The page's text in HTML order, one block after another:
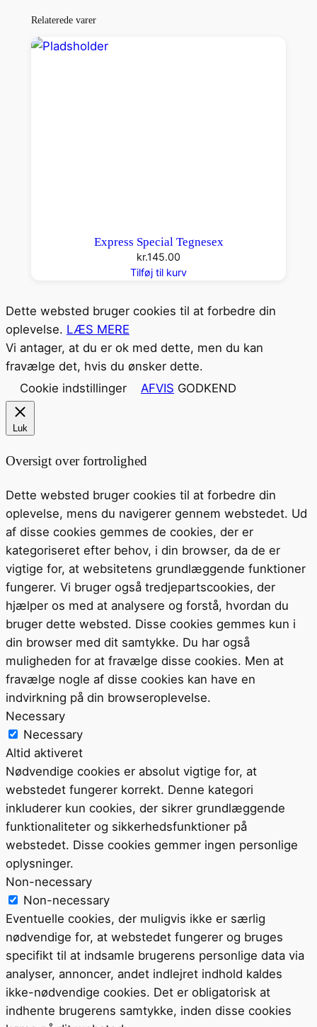
Relaterede varer
Express Special Tegnesex
kr.145.00
Tilføj til kurv
Dette websted bruger cookies til at forbedre din
oplevelse. LÆS MERE
Vi antager, at du er ok med dette, men du kan
fravælge det, hvis du ønsker dette.
Cookie indstillinger
AFVIS GODKEND
Luk
Oversigt over fortrolighed
Dette websted bruger cookies til at forbedre din
oplevelse, mens du navigerer gennem webstedet. Ud
af disse cookies gemmes de cookies, der er
kategoriseret efter behov, i din browser, da de er
vigtige for, at websitetens grundlæggende funktioner
fungerer. Vi bruger også tredjepartscookies, der
hjælper os med at analysere og forstå, hvordan du
bruger dette websted. Disse cookies gemmes kun i
din browser med dit samtykke. Du har også
muligheden for at fravælge disse cookies. Men at
fravælge nogle af disse cookies kan have en
indvirkning på din browseroplevelse.
Necessary
Necessary
Altid aktiveret
Nødvendige cookies er absolut vigtige for, at
webstedet fungerer korrekt. Denne kategori
inkluderer kun cookies, der sikrer grundlæggende
funktionaliteter og sikkerhedsfunktioner på
webstedet. Disse cookies gemmer ingen personlige
oplysninger.
Non-necessary
Non-necessary
Eventuelle cookies, der muligvis ikke er særlig
nødvendige for, at webstedet fungerer og bruges
specifikt til at indsamle brugerens personlige data via
analyser, annoncer, andet indlejret indhold kaldes
ikke-nødvendige cookies. Det er obligatorisk at
indhente brugerens samtykke, inden disse cookies